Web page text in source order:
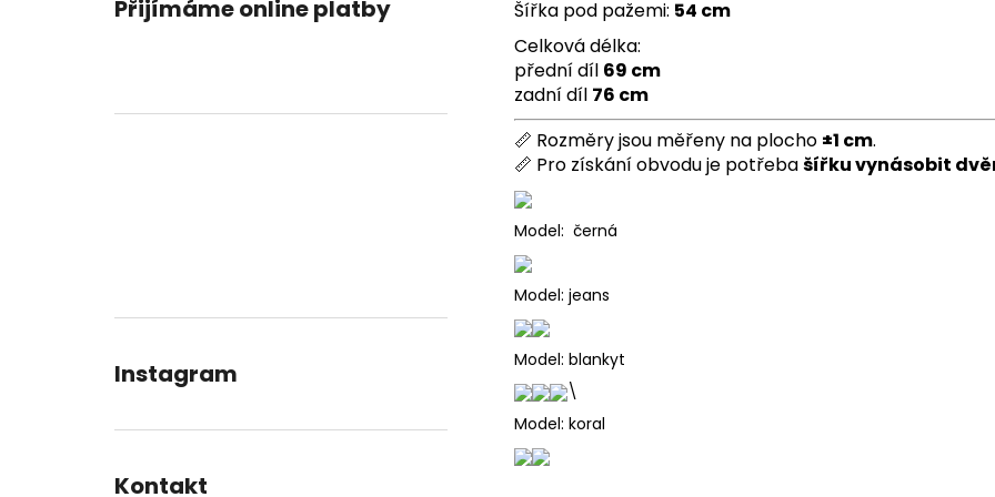
Přijímáme online platby
Instagram
Kontakt
Šířka pod pažemi: 54 cm
Celková délka:
přední díl 69 cm
zadní díl 76 cm
📏 Rozměry jsou měřeny na plocho ±1 cm.
📏 Pro získání obvodu je potřebašířku vynásobit
Model: černá
Model: jeans
Model: blankyt
\
Model: koral